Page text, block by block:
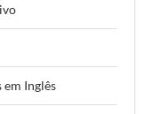
em Inglês